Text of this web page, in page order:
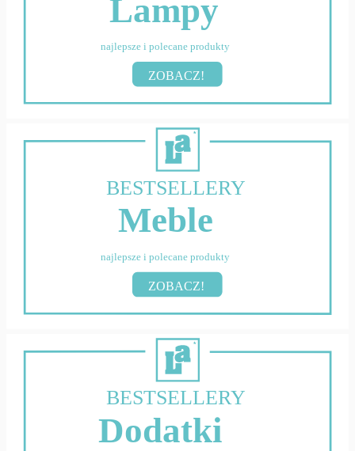
Lampy
najlepsze i polecane produkty
ZOBACZ!
BESTSELLERY
Meble
najlepsze i polecane produkty
ZOBACZ!
BESTSELLERY
Dodatki